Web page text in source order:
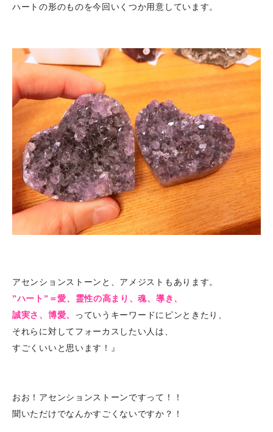
ハートの形のものを今回いくつか用意しています。
アセンションストーンと、アメジストもあります。
”ハート”＝愛、霊性の高まり、魂、導き、
誠実さ、博愛、
っていうキーワードにピンときたり、
それらに対してフォーカスしたい人は、
すごくいいと思います！』
おお！アセンションストーンですって！！
聞いただけでなんかすごくないですか？！